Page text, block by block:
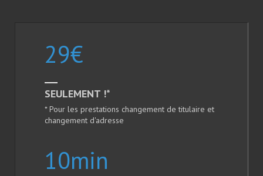
29€
SEULEMENT !*
* Pour les prestations changement de titulaire et
changement d'adresse
10min